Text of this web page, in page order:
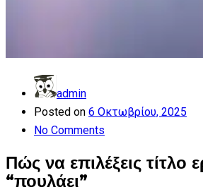
admin
Posted on 6 Οκτωβρίου, 2025
No Comments
Πώς να επιλέξεις τίτλο
“πουλάει”